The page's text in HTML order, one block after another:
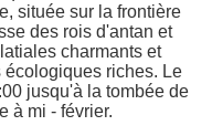
située sur la frontière
des rois d'antan et
charmants et
riches. Le
jusqu'à la tombée de
à mi - février.